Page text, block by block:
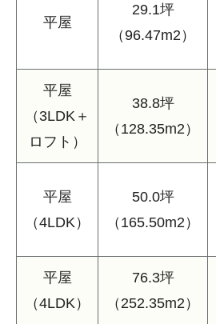
平屋
29.1坪
（96.47m2）
平屋
（3LDK＋
ロフト）
38.8坪
（128.35m2）
平屋
（4LDK）
50.0坪
（165.50m2）
平屋
（4LDK）
76.3坪
（252.35m2）